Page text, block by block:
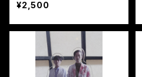
¥2,500